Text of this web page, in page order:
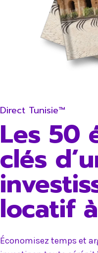
Direct Tunisie™
Les 50
clés
locatif
Économisez temps et